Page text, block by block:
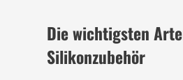
Die wichtigsten
Silikonzubehör